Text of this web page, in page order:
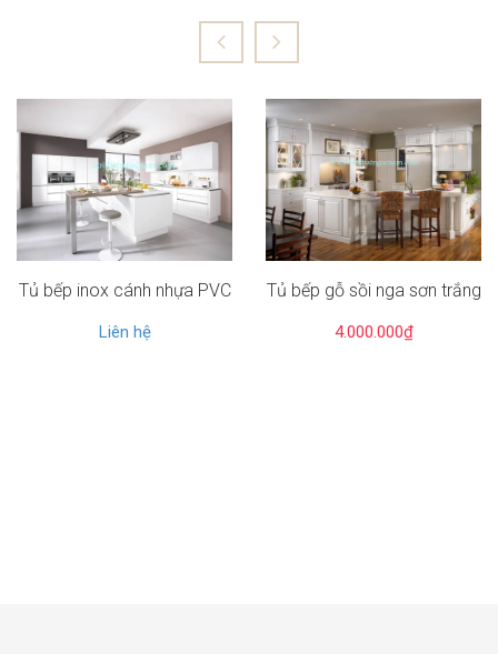
Tủ bếp inox cánh nhựa PVC
Liên hệ
Tủ bếp gỗ sồi nga sơn trắng
4.000.000₫